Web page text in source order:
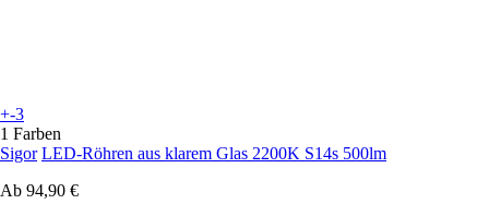
+-3
1 Farben
Sigor LED-Röhren aus klarem Glas 2200K S14s 500lm
Ab 94,90 €